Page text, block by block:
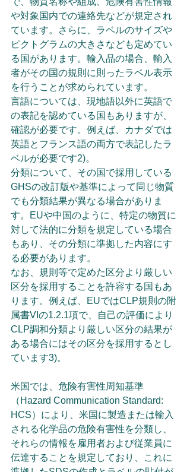
や対象国内での連絡先などが規定され
ています。さらに、ラベルのサイズや
ピクトグラムの大きさなども定めてい
る国があります。輸入品の場合、輸入
者がその国の規則に則ったラベル表示
を行うことが求められています。
言語については、現地語以外に英語で
の表記を認めている国もありますが、
確認が必要です。例えば、カナダでは
英語とフランス語の両方で表記したラ
ベルが必要です2)。
分類について、その国で採用している
GHSの改訂版や基準によって同じ物質
でも分類結果が異なる場合がありま
す。EUや中国のように、特定の物質に
対して法的に分類を規定している場合
もあり、その分類に準拠した内容にす
る必要があります。
なお、規則等で定めた区分より厳しい
区分を採用することを許容する国もあ
ります。例えば、EUではCLP規則の附
属書VIの1.2.1項で、自己の評価により
CLP調和分類より厳しい区分の結果が
ある場合にはその区分を採用するとし
ています3)。
米国では、危険有害性周知基準
（Hazard Communication Standard:
HCS）により、米国に製造または輸入
される化学品の危険有害性を分類し、
それらの情報を雇用者および従業員に
伝達することを規定しており、これに